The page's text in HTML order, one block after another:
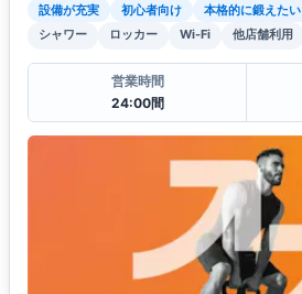
設備が充実 初心者向け 本格的に鍛えたい
シャワー
ロッカー Wi-Fi 他店舗利用
営業時間
24:00間